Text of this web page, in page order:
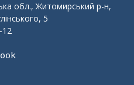
обл., Житомирський р-н,
5
12